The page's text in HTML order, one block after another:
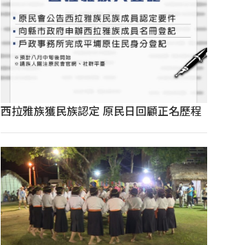
西拉雅族獲民族認定 原民日回顧正名歷程